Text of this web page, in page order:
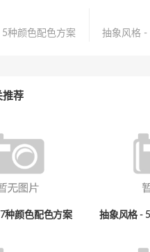
种颜色配色方案
抽象风格 -
推荐
种颜色配色方案 抽象风格 -